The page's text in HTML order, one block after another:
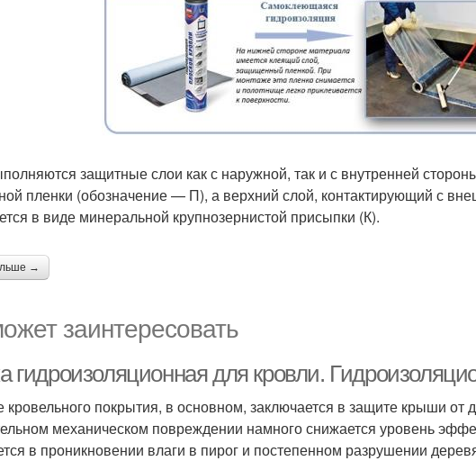
защитные слои как с наружной, так и с внутренней
пленки (обозначение — П), а верхний слой, контактирующий с
в виде минеральной крупнозернистой присыпки (К).
→
заинтересовать
гидроизоляционная для кровли.
кровельного покрытия, в основном, заключается в защите крыши от
механическом повреждении намного снижается уровень
в проникновении влаги в пирог и постепенном разрушении